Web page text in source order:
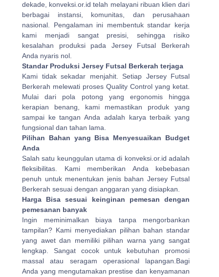
dekade, konveksi.or.id telah melayani ribuan klien dari
berbagai instansi, komunitas, dan perusahaan
nasional. Pengalaman ini membentuk standar kerja
kami menjadi sangat presisi, sehingga risiko
kesalahan produksi pada Jersey Futsal Berkerah
Anda nyaris nol.
Standar Produksi Jersey Futsal Berkerah terjaga
Kami tidak sekadar menjahit. Setiap Jersey Futsal
Berkerah melewati proses Quality Control yang ketat.
Mulai dari pola potong yang ergonomis hingga
kerapian benang, kami memastikan produk yang
sampai ke tangan Anda adalah karya terbaik yang
fungsional dan tahan lama.
Pilihan Bahan yang Bisa Menyesuaikan Budget
Anda
Salah satu keunggulan utama di konveksi.or.id adalah
fleksibilitas. Kami memberikan Anda kebebasan
penuh untuk menentukan jenis bahan Jersey Futsal
Berkerah sesuai dengan anggaran yang disiapkan.
Harga Bisa sesuai keinginan pemesan dengan
pemesanan banyak
Ingin meminimalkan biaya tanpa mengorbankan
tampilan? Kami menyediakan pilihan bahan standar
yang awet dan memiliki pilihan warna yang sangat
lengkap. Sangat cocok untuk kebutuhan promosi
massal atau seragam operasional lapangan.Bagi
Anda yang mengutamakan prestise dan kenyamanan